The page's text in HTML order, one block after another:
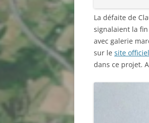
La défaite de
signalaient la fin
avec galerie
sur le site
dans ce projet.